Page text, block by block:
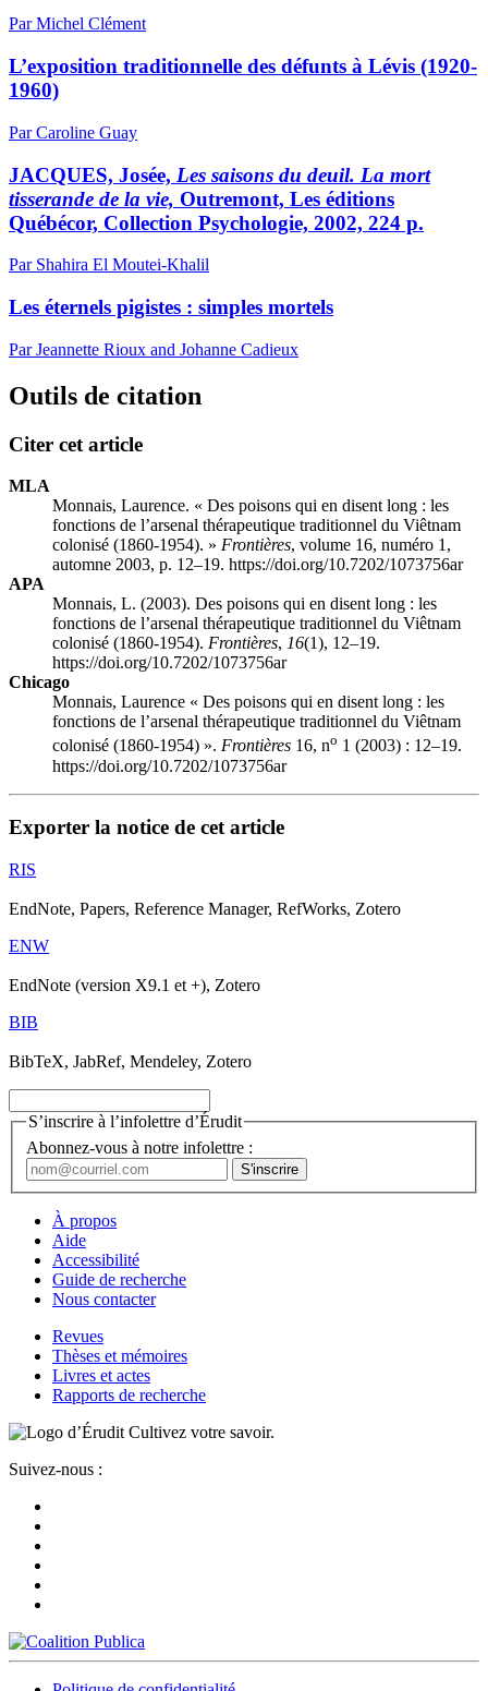
Par Michel Clément
L’exposition traditionnelle des défunts à Lévis (1920-
1960)
Par Caroline Guay
JACQUES, Josée, Les saisons du deuil. La mort
tisserande de la vie, Outremont, Les éditions
Québécor, Collection Psychologie, 2002, 224 p.
Par Shahira El Moutei-Khalil
Les éternels pigistes : simples mortels
Par Jeannette Rioux and Johanne Cadieux
Outils de citation
Citer cet article
MLA
Monnais, Laurence. « Des poisons qui en disent long : les
fonctions de l’arsenal thérapeutique traditionnel du Viêtnam
colonisé (1860-1954). » Frontières, volume 16, numéro 1,
automne 2003, p. 12–19. https://doi.org/10.7202/1073756ar
APA
Monnais, L. (2003). Des poisons qui en disent long : les
fonctions de l’arsenal thérapeutique traditionnel du Viêtnam
colonisé (1860-1954). Frontières, 16(1), 12–19.
https://doi.org/10.7202/1073756ar
Chicago
Monnais, Laurence « Des poisons qui en disent long : les
fonctions de l’arsenal thérapeutique traditionnel du Viêtnam
colonisé (1860-1954) ». Frontières 16, no 1 (2003) : 12–19.
https://doi.org/10.7202/1073756ar
Exporter la notice de cet article
RIS
EndNote, Papers, Reference Manager, RefWorks, Zotero
ENW
EndNote (version X9.1 et +), Zotero
BIB
BibTeX, JabRef, Mendeley, Zotero
S’inscrire à l’infolettre d’Érudit
Abonnez-vous à notre infolettre :
À propos
Aide
Accessibilité
Guide de recherche
Nous contacter
Revues
Thèses et mémoires
Livres et actes
Rapports de recherche
Cultivez votre savoir.
Suivez-nous :